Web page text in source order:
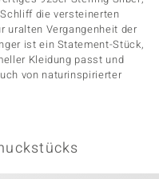
die versteinerten
uralten Vergangenheit der
ist ein Statement-Stück,
Kleidung passt und
von naturinspirierter